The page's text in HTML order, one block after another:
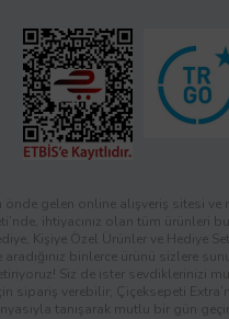
önde gelen online alışveriş sitesi
ihtiyacınız olan tüm ürünleri
Kişiye Özel Ürünler ve Hediye
binlerce ürünü sizlere
Siz de ister sevdiklerinizi
sipariş verebilir; Çiçeksepeti
tanışarak mutlu bir gün